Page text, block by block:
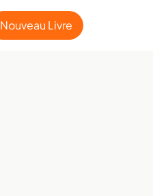
Nouveau Livre